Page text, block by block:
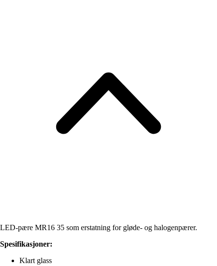
LED-pære MR16 35 som erstatning for gløde- og halogenpærer.
Spesifikasjoner:
Klart glass